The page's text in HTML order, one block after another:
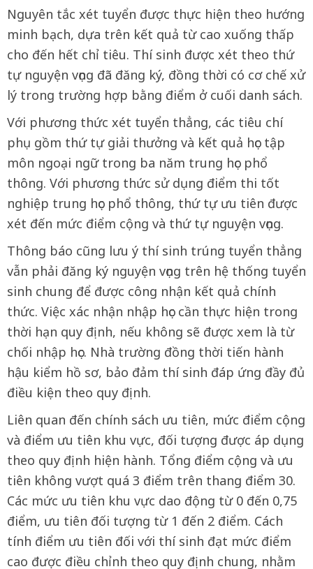
Nguyên tắc xét tuyển được thực hiện theo hướng
minh bạch, dựa trên kết quả từ cao xuống thấp
cho đến hết chỉ tiêu. Thí sinh được xét theo thứ
tự nguyện vọng đã đăng ký, đồng thời có cơ chế xử
lý trong trường hợp bằng điểm ở cuối danh sách.
Với phương thức xét tuyển thẳng, các tiêu chí
phụ gồm thứ tự giải thưởng và kết quả học tập
môn ngoại ngữ trong ba năm trung học phổ
thông. Với phương thức sử dụng điểm thi tốt
nghiệp trung học phổ thông, thứ tự ưu tiên được
xét đến mức điểm cộng và thứ tự nguyện vọng.
Thông báo cũng lưu ý thí sinh trúng tuyển thẳng
vẫn phải đăng ký nguyện vọng trên hệ thống tuyển
sinh chung để được công nhận kết quả chính
thức. Việc xác nhận nhập học cần thực hiện trong
thời hạn quy định, nếu không sẽ được xem là từ
chối nhập học. Nhà trường đồng thời tiến hành
hậu kiểm hồ sơ, bảo đảm thí sinh đáp ứng đầy đủ
điều kiện theo quy định.
Liên quan đến chính sách ưu tiên, mức điểm cộng
và điểm ưu tiên khu vực, đối tượng được áp dụng
theo quy định hiện hành. Tổng điểm cộng và ưu
tiên không vượt quá 3 điểm trên thang điểm 30.
Các mức ưu tiên khu vực dao động từ 0 đến 0,75
điểm, ưu tiên đối tượng từ 1 đến 2 điểm. Cách
tính điểm ưu tiên đối với thí sinh đạt mức điểm
cao được điều chỉnh theo quy định chung, nhằm